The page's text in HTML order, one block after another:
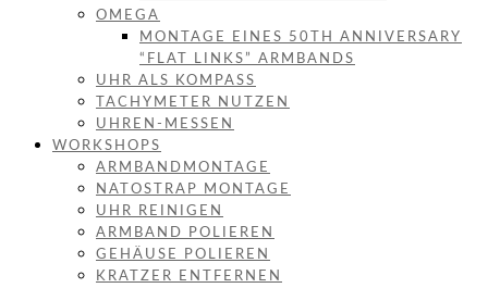
OMEGA
MONTAGE EINES 50TH ANNIVERSARY
“FLAT LINKS” ARMBANDS
UHR ALS KOMPASS
TACHYMETER NUTZEN
UHREN-MESSEN
WORKSHOPS
ARMBANDMONTAGE
NATOSTRAP MONTAGE
UHR REINIGEN
ARMBAND POLIEREN
GEHÄUSE POLIEREN
KRATZER ENTFERNEN